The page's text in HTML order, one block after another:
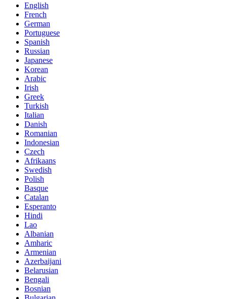
English
French
German
Portuguese
Spanish
Russian
Japanese
Korean
Arabic
Irish
Greek
Turkish
Italian
Danish
Romanian
Indonesian
Czech
Afrikaans
Swedish
Polish
Basque
Catalan
Esperanto
Hindi
Lao
Albanian
Amharic
Armenian
Azerbaijani
Belarusian
Bengali
Bosnian